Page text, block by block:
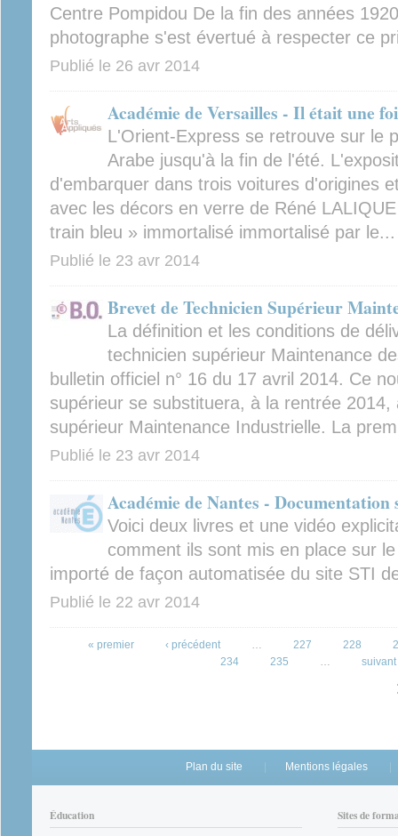
Centre Pompidou De la fin des années
photographe s'est évertué à respecter ce
Publié le 26 avr 2014
Académie de Versailles - Il était une
L'Orient-Express se retrouve sur le
Arabe jusqu'à la fin de l'été.
d'embarquer dans trois voitures d'origines
avec les décors en verre de Réné
train bleu » immortalisé immortalisé par le...
Publié le 23 avr 2014
Brevet de Technicien Supérieur
La définition et les conditions de
technicien supérieur Maintenance
bulletin officiel n° 16 du 17 avril 2014. Ce
supérieur se substituera, à la rentrée
supérieur Maintenance Industrielle. La
Publié le 23 avr 2014
Académie de Nantes - Documentation
Voici deux livres et une vidéo
comment ils sont mis en place sur
importé de façon automatisée du site STI
Publié le 22 avr 2014
« premier ‹ précédent … 227 228
234
235 … suivant
Plan du site Mentions légales
Éducation Sites de